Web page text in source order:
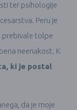
ter psihologije
Peru je
prebivale tolpe
neenakost. K
ki je postal
da je moje